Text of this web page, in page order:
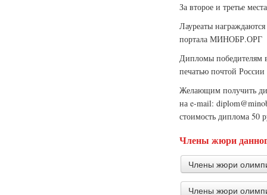
За второе и третье
Лауреаты
портала МИНОБР.ОРГ
Дипломы победителям
печатью почтой России
Желающим получить
на e-mail:
стоимость диплома 50
Члены жюри
Члены жюри
Члены жюри